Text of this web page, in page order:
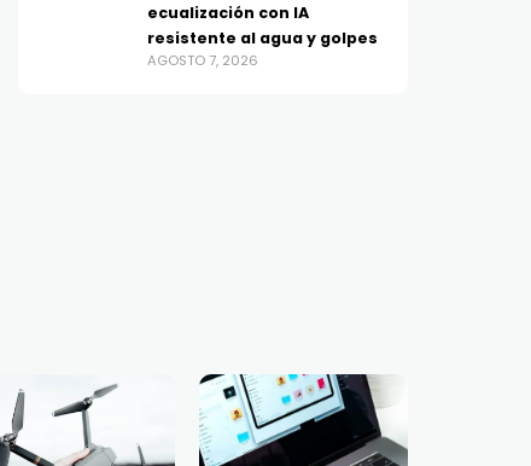
ecualización con IA
resistente al agua y golpes
AGOSTO 7, 2026